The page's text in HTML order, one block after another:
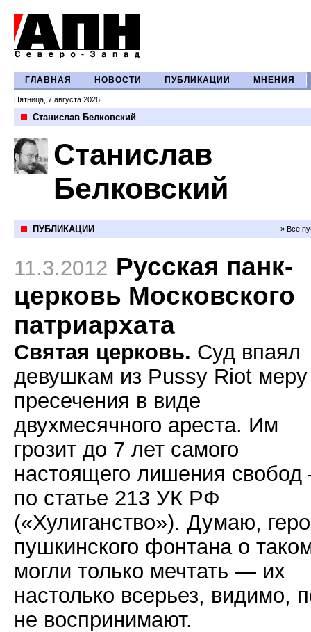
ГЛАВНАЯ НОВОСТИ ПУБЛИКАЦИИ МНЕНИЯ
Пятница, 7 августа 2026
Станислав Белковский
Станислав
Белковский
ПУБЛИКАЦИИ » Все
11.3.2012 Русская панк-
церковь Московского
патриархата
Святая церковь. Суд впаял
девушкам из Pussy Riot меру
пресечения в виде
двухмесячного ареста. Им
грозит до 7 лет самого
настоящего лишения
по статье 213 УК РФ
(«Хулиганство»). Думаю,
пушкинского фонтана о
могли только мечтать — их
настолько всерьез, видимо,
не воспринимают.